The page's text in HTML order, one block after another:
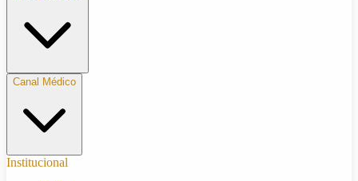
Canal Médico
Institucional